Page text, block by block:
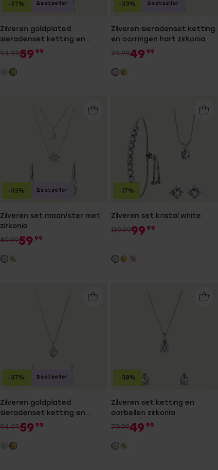
Zilveren goldplated
sieradenset ketting en
oorringen hart zirkonia
94.9959 99
-37% Bestseller
Zilveren sieradenset ketting
en oorringen hart zirkonia
74.9949 99
-33% Bestseller
Zilveren set maan/ster met
zirkonia
89.9959 99
-33% Bestseller
Zilveren set kristal white
119.9999 99
-17%
Zilveren goldplated
sieradenset ketting en
oorringen hart zirkonia
94.9959 99
-37% Bestseller
Zilveren set ketting en
oorbellen zirkonia
79.9949 99
-38%